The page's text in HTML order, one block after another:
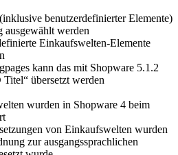
benutzerdefinierter Elemente)
ausgewählt werden
Einkaufswelten-Elemente
kann das mit Shopware 5.1.2
übersetzt werden
wurden in Shopware 4 beim
von Einkaufswelten wurden
zur ausgangssprachlichen